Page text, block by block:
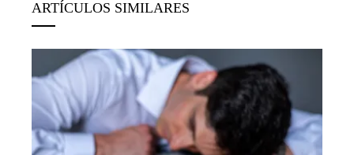
ARTÍCULOS SIMILARES